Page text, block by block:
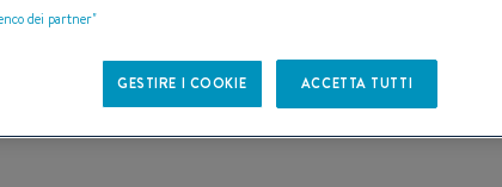
DI
dei partner"
GESTIRE I COOKIE ACCETTA TUTTI